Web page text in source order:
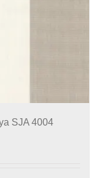
SJA 4004